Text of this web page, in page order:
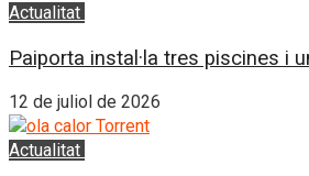
Actualitat
Paiporta instal·la tres piscines i
12 de juliol de 2026
Actualitat